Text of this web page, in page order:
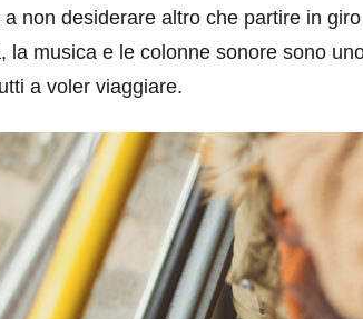
non desiderare altro che partire in
la musica e le colonne sonore sono
a voler viaggiare.